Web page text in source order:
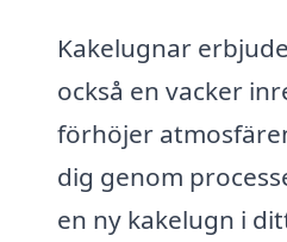
Kakelugnar
också en vacker
förhöjer
dig genom
en ny kakelugn i